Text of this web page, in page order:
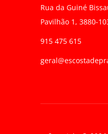
Rua da Guiné
Pavilhão 1, 3880-
915 475 615